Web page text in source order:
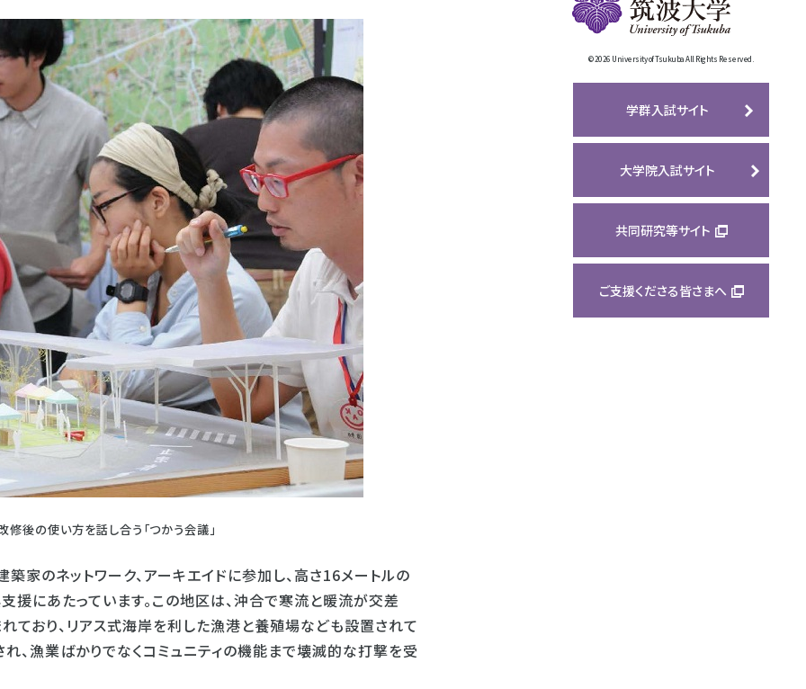
後の使い方を話し合う「つかう会議」
のネットワーク、アーキエイドに参加し、高さ16メートルの
にあたっています。この地区は、沖合で寒流と暖流が交差
ており、リアス式海岸を利した漁港と養殖場なども設置されて
、漁業ばかりでなくコミュニティの機能まで壊滅的な打撃を受
©2026 University of Tsukuba All Rights Reserved.
学群入試サイト
大学院入試サイト
共同研究等サイト
ご支援くださる皆さまへ